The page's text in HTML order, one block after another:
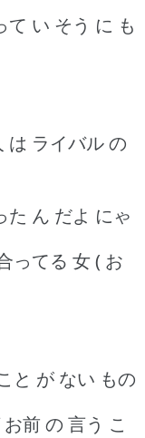
い そう に も
は ライバル の
た ん だよ にゃ
ってる 女 ( お
と が ない もの
前 の 言う こ